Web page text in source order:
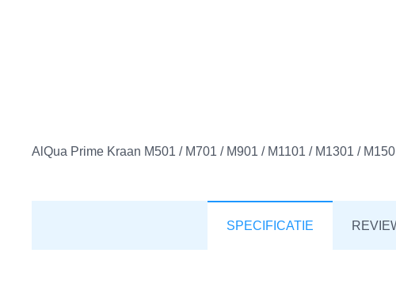
AlQua Prime Kraan M501 / M701 / M901 / M1101 / M1301 /
SPECIFICATIE